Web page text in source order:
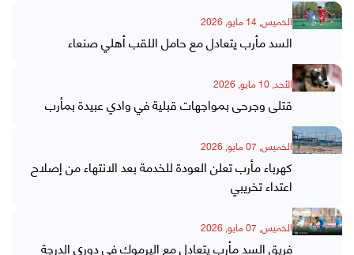
الخميس, 14 مايو, 2026
السد مأرب يتعادل مع حامل اللقب أهلي صنعاء
الأحد, 10 مايو, 2026
قتلى وجرحى بمواجهات قبلية في وادي عبيدة بمأرب
الخميس, 07 مايو, 2026
كهرباء مأرب تعلن العودة للخدمة بعد الانتهاء من إصلاح
اعتداء تخريبي
الخميس, 07 مايو, 2026
فريق السد مأرب يتعادل مع اليرموك في دوري الدرجة